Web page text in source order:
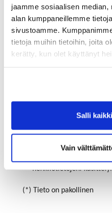
jaamme sosiaalisen
alan kumppaneillemme
sivustoamme.
tietoja muihin tietoihin, joita
kerätty, kun olet käyttänyt
Salli
Vain
Katuosoite (*):
Haluan tilata
uutiskirjeen
henkilötietojeni
(*) Tieto on pakollinen